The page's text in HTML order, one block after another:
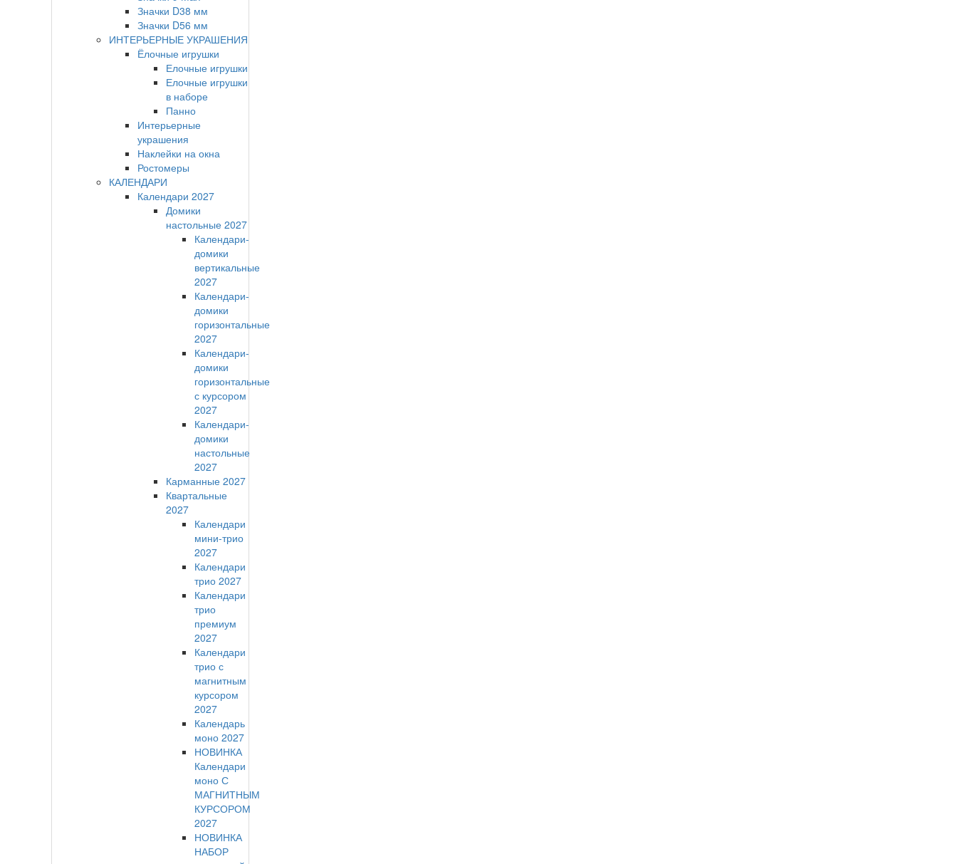
Значки D38 мм
Значки D56 мм
ИНТЕРЬЕРНЫЕ УКРАШЕНИЯ
Ёлочные игрушки
Елочные игрушки
Елочные игрушки
в наборе
Панно
Интерьерные
украшения
Наклейки на окна
Ростомеры
КАЛЕНДАРИ
Календари 2027
Домики
настольные 2027
Календари-
домики
вертикальные
2027
Календари-
домики
горизонтальные
2027
Календари-
домики
горизонтальные
с курсором
2027
Календари-
домики
настольные
2027
Карманные 2027
Квартальные
2027
Календари
мини-трио
2027
Календари
трио 2027
Календари
трио
премиум
2027
Календари
трио с
магнитным
курсором
2027
Календарь
моно 2027
НОВИНКА
Календари
моно С
МАГНИТНЫМ
КУРСОРОМ
2027
НОВИНКА
НАБОР